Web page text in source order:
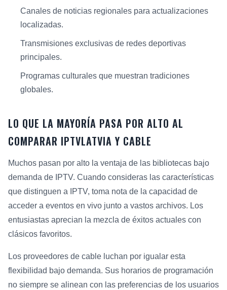
Canales de noticias regionales para actualizaciones
localizadas.
Transmisiones exclusivas de redes deportivas
principales.
Programas culturales que muestran tradiciones
globales.
LO QUE LA MAYORÍA PASA POR ALTO AL
COMPARAR IPTVLATVIA Y CABLE
Muchos pasan por alto la ventaja de las bibliotecas bajo
demanda de IPTV. Cuando consideras las características
que distinguen a IPTV, toma nota de la capacidad de
acceder a eventos en vivo junto a vastos archivos. Los
entusiastas aprecian la mezcla de éxitos actuales con
clásicos favoritos.
Los proveedores de cable luchan por igualar esta
flexibilidad bajo demanda. Sus horarios de programación
no siempre se alinean con las preferencias de los usuarios